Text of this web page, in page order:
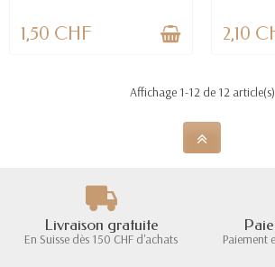
1,50 CHF 2,10
Affichage 1-12 de 12 article(s)
Livraison gratuite
En Suisse dès 150 CHF d'achats Paiement